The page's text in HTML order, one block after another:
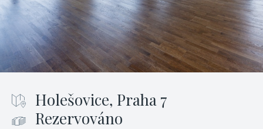
Holešovice, Praha 7
Rezervováno